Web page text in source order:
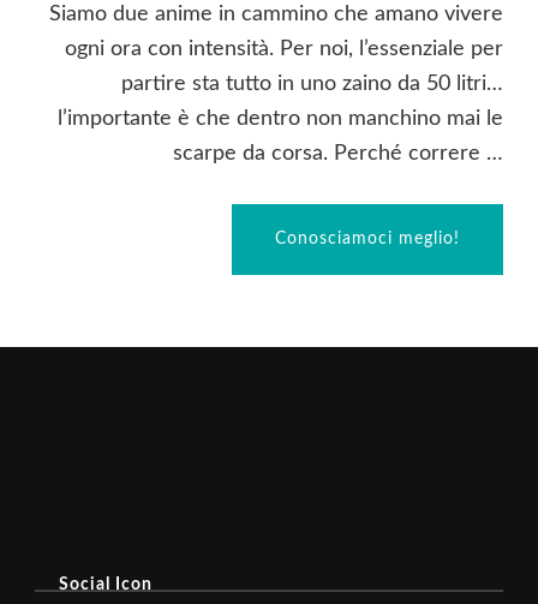
Siamo due anime in cammino che amano vivere
ogni ora con intensità. Per noi, l’essenziale per
partire sta tutto in uno zaino da 50 litri…
l’importante è che dentro non manchino mai le
scarpe da corsa. Perché correre …
Conosciamoci meglio!
Social Icon